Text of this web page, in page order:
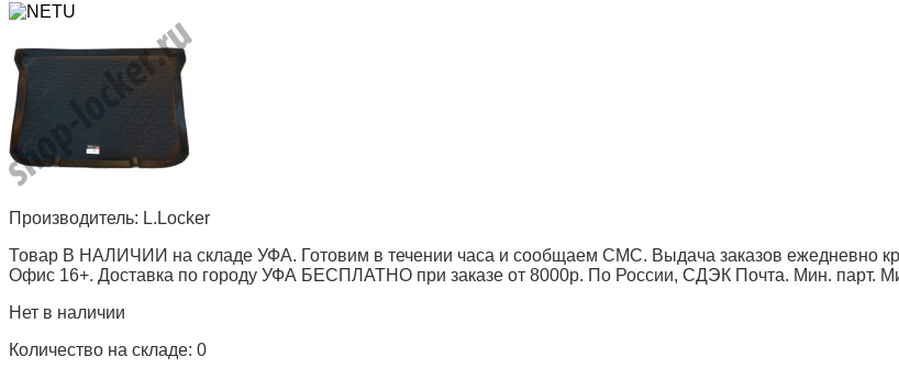
Производитель: L.Locker
Товар В НАЛИЧИИ на складе УФА. Готовим в течении часа и сообщаем СМС. Выдача заказов ежедневно
Офис 16+. Доставка по городу УФА БЕСПЛАТНО при заказе от 8000р. По России, СДЭК Почта. Мин. парт.
Нет в наличии
Количество на складе: 0